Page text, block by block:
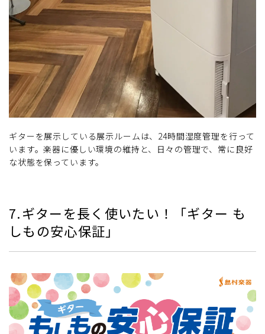
ギターを展示している展示ルームは、24時間湿度管理を行って
います。楽器に優しい環境の維持と、日々の管理で、常に良好
な状態を保っています。
7.ギターを長く使いたい！「ギター も
しもの安心保証」